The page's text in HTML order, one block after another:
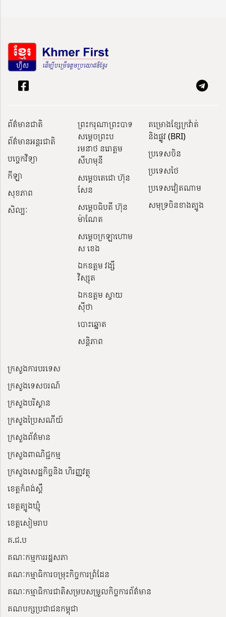
ព័ត៌មានជាតិ
ព័ត៌មានអន្តរជាតិ
បច្ចេកវិទ្យា
កីឡា
សុខភាព
សិល្បៈ
ព្រះករុណាព្រះបាទ
សម្តេចព្រះប
រមនាថ នរោត្តម
សីហមុនី
សម្តេចតេជោ ហ៊ុន
សែន
សម្ដេចធិបតី ហ៊ុន
ម៉ាណែត
សម្ដេចក្រឡាហោម
ស ខេង
ឯកឧត្តម វង្សី
វិស្សុត
ឯកឧត្តម ស្វាយ
ស៊ីថា
បោះឆ្នោត
សន្តិភាព
គម្រោងខ្សែក្រវ៉ាត់
និងផ្លូវ (BRI)
ប្រទេសចិន
ប្រទេសថៃ
ប្រទេសវៀតណាម
សមុទ្រចិនខាងត្បូង
ក្រសួងការបរទេស
ក្រសួងទេសចរណ៍
ក្រសួងបរិស្ថាន
ក្រសួងប្រៃសណីយ៍
ក្រសួងព័ត៌មាន
ក្រសួងពាណិជ្ជកម្ម
ក្រសួងសេដ្ឋកិច្ចនិង ហិរញ្ញវត្ថុ
ខេត្តកំពង់ស្ពឺ
ខេត្តត្បូងឃ្មុំ
ខេត្តសៀមរាប
គ.ជ.ប
គណៈកម្មការរដ្ឋសភា
គណៈកម្មាធិការចម្រុះកិច្ចការព្រំដែន
គណៈកម្មាធិការជាតិសម្របសម្រួលកិច្ចការព័ត៌មាន
គណបក្សប្រជាជនកម្ពុជា